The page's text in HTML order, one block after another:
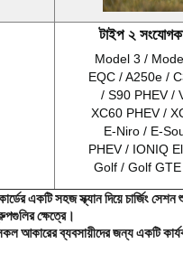
টাইপ ২
Model 3 /
EQC / A250e /
/ S90 PHEV /
XC60 PHEV /
E-Niro / E-
PHEV / IONIQ
Golf / Golf GTE
সহজ স্ক্যান দিয়ে চার্জিং সেশন
ক্ষেত্রে।
আকারের ব্যবসায়ীদের জন্য একটি